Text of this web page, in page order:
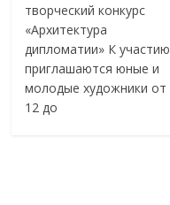
творческий конкурс
«Архитектура
дипломатии» К участию
приглашаются юные и
молодые художники от
12 до